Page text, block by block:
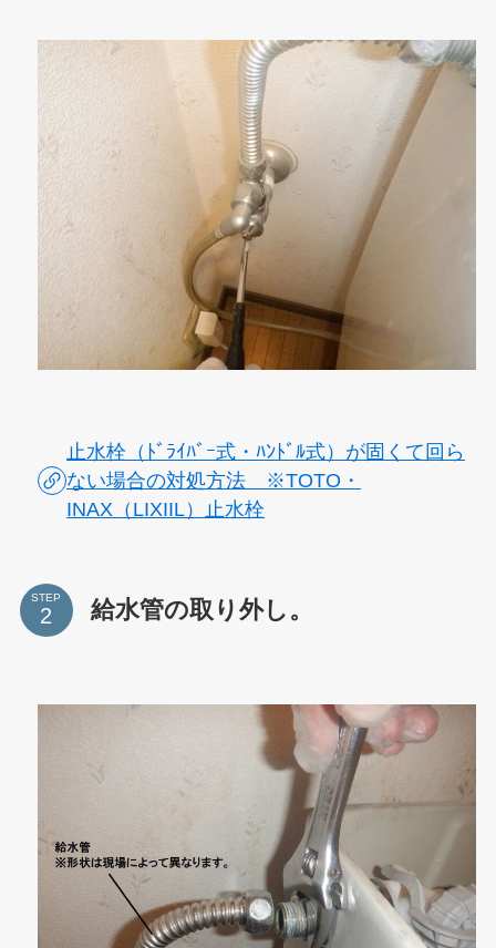
止水栓（ﾄﾞﾗｲﾊﾞｰ式・ﾊﾝﾄﾞﾙ式）が固くて回ら
ない場合の対処方法 ※TOTO・
INAX（LIXIIL）止水栓
STEP 給水管の取り外し。